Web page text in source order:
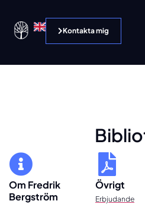
Kontakta mig
Om Fredrik
Bergström
Övrigt
Erbjudande